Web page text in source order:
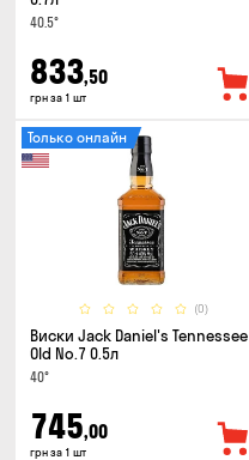
40.5°
833,50
грн за 1 шт
(0)
Только онлайн
Виски Jack Daniel's Tennessee
Old No.7 0.5л
40°
745,00
грн за 1 шт